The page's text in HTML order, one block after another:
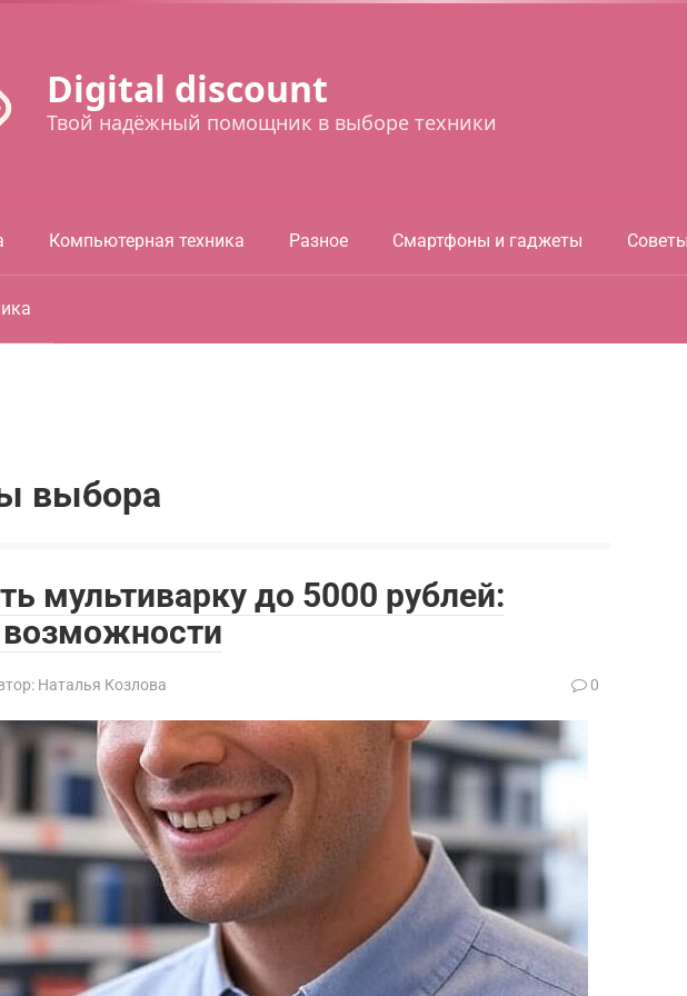
Digital discount
Твой надёжный помощник в выборе техники
Компьютерная техника Разное Смартфоны и гаджеты
выбора
мультиварку до 5000 рублей:
Наталья Козлова 0